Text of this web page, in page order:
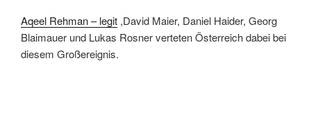
Aqeel Rehman – legit ,David Maier, Daniel Haider, Georg
Blaimauer und Lukas Rosner verteten Österreich dabei bei
diesem Großereignis.